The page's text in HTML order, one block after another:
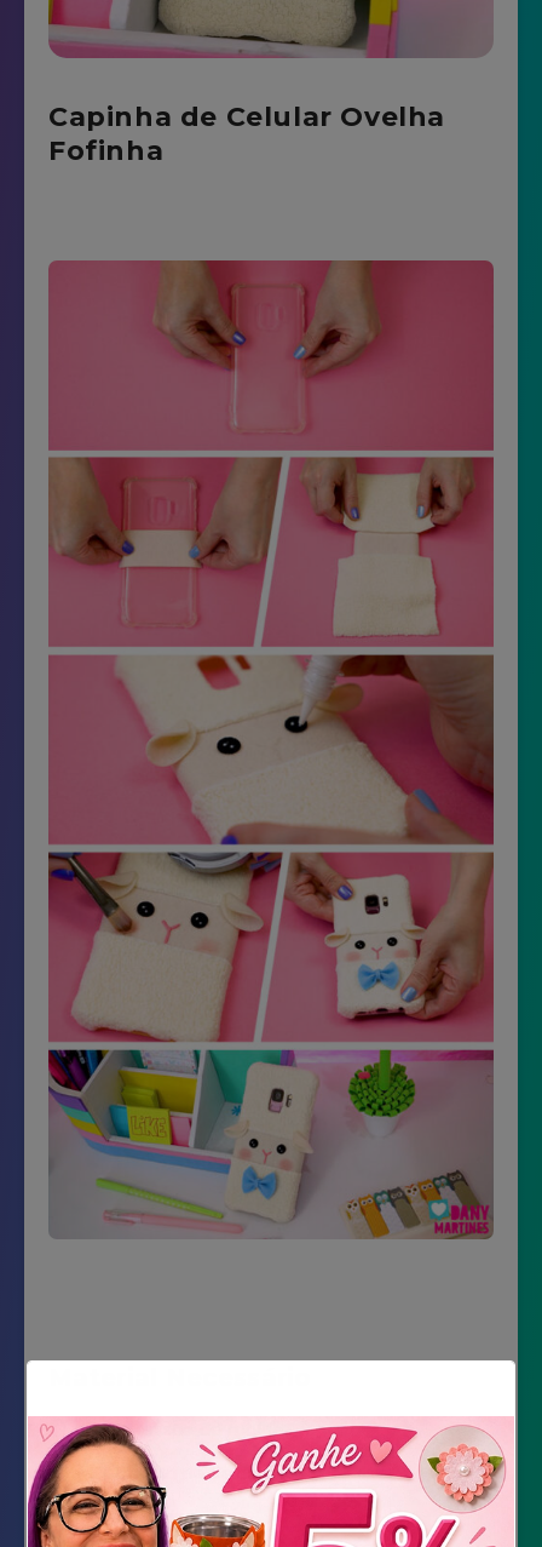
Capinha de Celular Ovelha
Fofinha
Impressão do molde
Capinha de celular
Cola universal